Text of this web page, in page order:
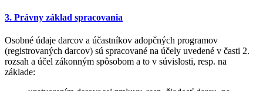
3. Právny základ spracovania
Osobné údaje darcov a účastníkov adopčných programov
(registrovaných darcov) sú spracované na účely uvedené v časti 2.
rozsah a účel zákonným spôsobom a to v súvislosti, resp. na
základe: